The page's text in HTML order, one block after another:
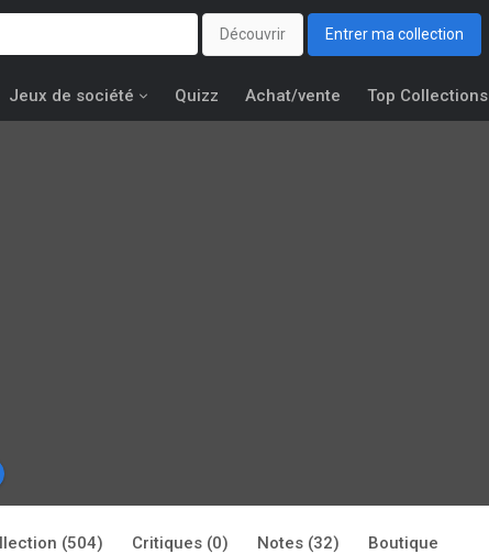
Découvrir Entrer ma collection
Jeux de société Quizz Achat/vente Top Collections
(504) Critiques (0) Notes (32) Boutique